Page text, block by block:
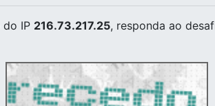
do IP 216.73.217.25, responda ao